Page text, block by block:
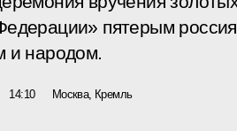
пятерым
и народом.
14:10 Москва, Кремль